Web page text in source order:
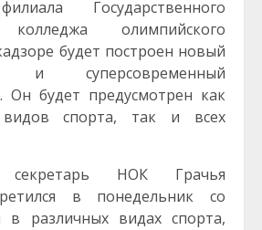
Государственного
колледжа олимпийского
будет построен новый
и суперсовременный
Он будет предусмотрен как
спорта, так и всех
секретарь НОК Грачья
в понедельник со
в различных видах спорта,